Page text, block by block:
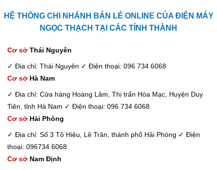
HỆ THỐNG CHI NHÁNH BÁN LẺ ONLINE CỦA ĐIỆN MÁY
NGỌC THẠCH TẠI CÁC TỈNH THÀNH
Cơ sở Thái Nguyên
✓ Địa chỉ: Thái Nguyên ✓ Điện thoại: 096 734 6068
Cơ sở Hà Nam
✓ Địa chỉ: Cửa hàng Hoàng Lâm, Thị trấn Hòa Mạc, Huyện Duy
Tiên, tỉnh Hà Nam ✓ Điện thoại: 096 734 6068
Cơ sở Hải Phòng
✓ Địa chỉ: Số 3 Tô Hiệu, Lê Trân, thành phố Hải Phòng ✓ Điện
thoại: 096734 6068
Cơ sở Nam Định